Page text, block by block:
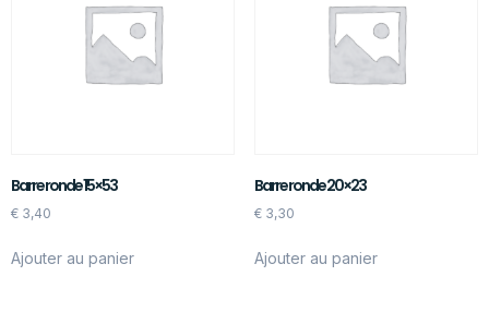
Barre ronde 15×53
€ 3,40
Ajouter au panier
Barre ronde 20×23
€3,30
Ajouter au panier